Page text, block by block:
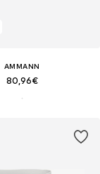
AMMANN
80,96€